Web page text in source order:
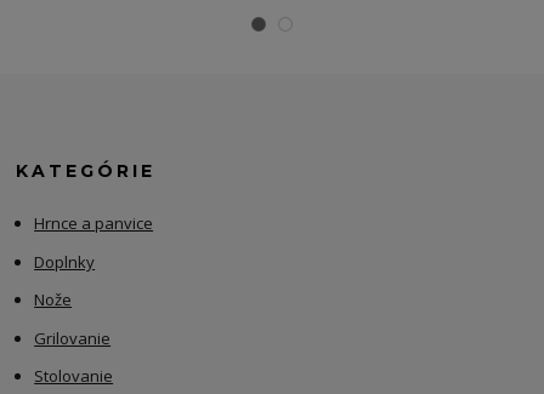
KATEGÓRIE
Hrnce a panvice
Doplnky
Nože
Grilovanie
Stolovanie